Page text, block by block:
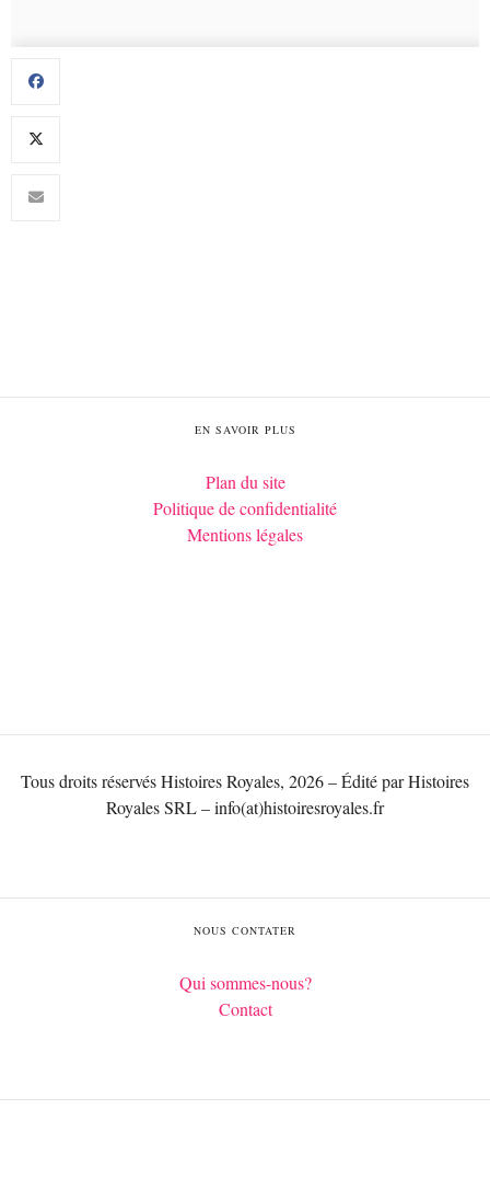
EN SAVOIR PLUS
Plan du site
Politique de confidentialité
Mentions légales
Tous droits réservés Histoires Royales, 2026 – Édité par Histoires
Royales SRL – info(at)histoiresroyales.fr
NOUS CONTATER
Qui sommes-nous?
Contact